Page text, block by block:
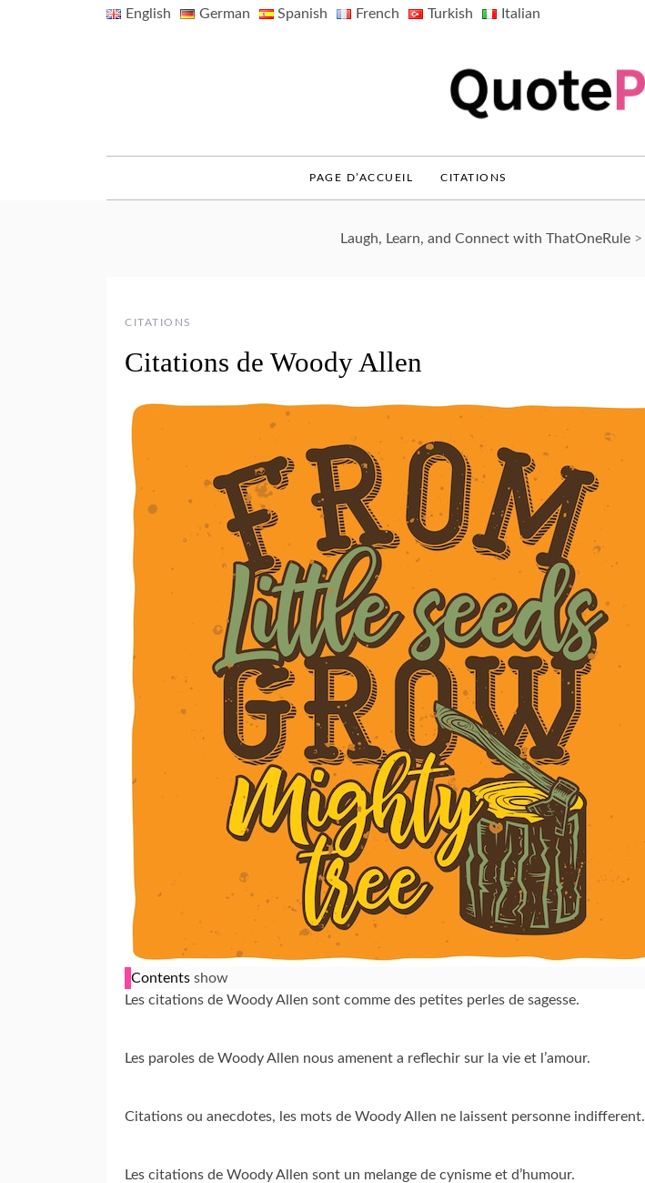
English German Spanish French Turkish Italian
PAGE D’ACCUEIL CITATIONS
Laugh, Learn, and Connect with ThatOneRule >
CITATIONS
Citations de Woody Allen
Contents show
Les citations de Woody Allen sont comme des petites perles de sagesse.
Les paroles de Woody Allen nous amenent a reflechir sur la vie et l’amour.
Citations ou anecdotes, les mots de Woody Allen ne laissent personne indifferent.
Les citations de Woody Allen sont un melange de cynisme et d’humour.